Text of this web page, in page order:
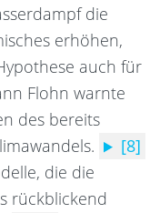
die
erhöhen,
auch für
Flohn warnte
des bereits
[8]
die die
rückblickend